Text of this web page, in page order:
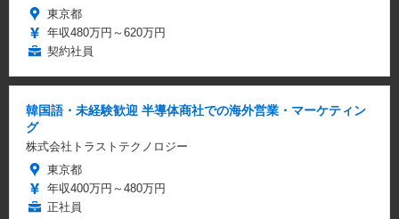
東京都
年収480万円～620万円
契約社員
韓国語・未経験歓迎 半導体商社での海外営業・マーケティン
グ
株式会社トラストテクノロジー
東京都
年収400万円～480万円
正社員